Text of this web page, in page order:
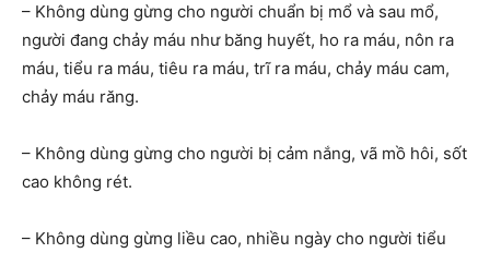
– Không dùng gừng cho người chuẩn bị mổ và sau mổ,
người đang chảy máu như băng huyết, ho ra máu, nôn ra
máu, tiểu ra máu, tiêu ra máu, trĩ ra máu, chảy máu cam,
chảy máu răng.
– Không dùng gừng cho người bị cảm nắng, vã mồ hôi, sốt
cao không rét.
– Không dùng gừng liều cao, nhiều ngày cho người tiểu